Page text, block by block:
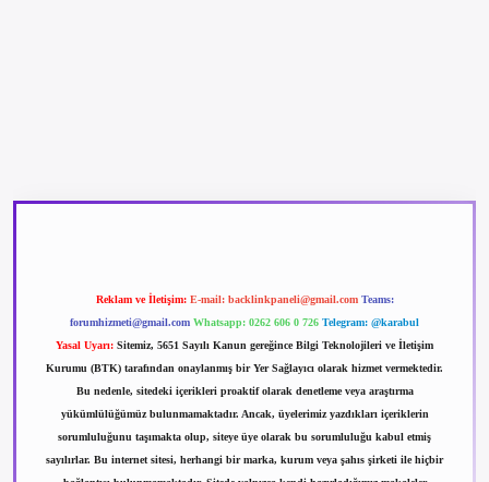
Reklam ve İletişim: E-mail: backlinkpaneli@gmail.com Teams:
forumhizmeti@gmail.com Whatsapp: 0262 606 0 726 Telegram: @karabul
Yasal Uyarı: Sitemiz, 5651 Sayılı Kanun gereğince Bilgi Teknolojileri ve İletişim
Kurumu (BTK) tarafından onaylanmış bir Yer Sağlayıcı olarak hizmet vermektedir.
Bu nedenle, sitedeki içerikleri proaktif olarak denetleme veya araştırma
yükümlülüğümüz bulunmamaktadır. Ancak, üyelerimiz yazdıkları içeriklerin
sorumluluğunu taşımakta olup, siteye üye olarak bu sorumluluğu kabul etmiş
sayılırlar. Bu internet sitesi, herhangi bir marka, kurum veya şahıs şirketi ile hiçbir